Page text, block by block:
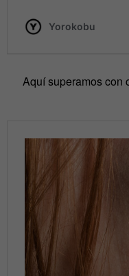
Aquí superamos con